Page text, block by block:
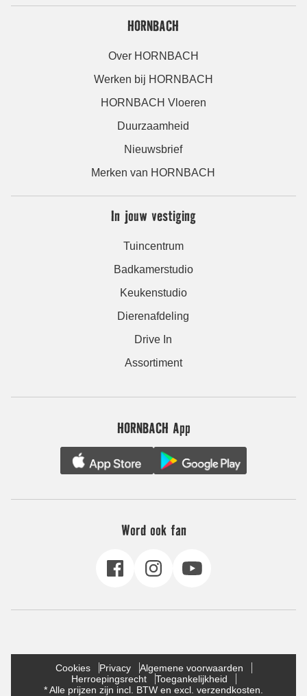
HORNBACH
Over HORNBACH
Werken bij HORNBACH
HORNBACH Vloeren
Duurzaamheid
Nieuwsbrief
Merken van HORNBACH
In jouw vestiging
Tuincentrum
Badkamerstudio
Keukenstudio
Dierenafdeling
Drive In
Assortiment
HORNBACH App
Word ook fan
Cookies Privacy
Algemene voorwaarden
Herroepingsrecht
Toegankelijkheid
* Alle prijzen zijn incl. BTW en excl. verzendkosten.